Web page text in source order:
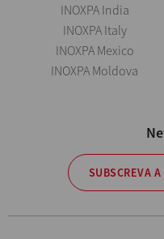
INOXPA India
INOXPA Italy
INOXPA Mexico
INOXPA Moldova
SUBSCREVA